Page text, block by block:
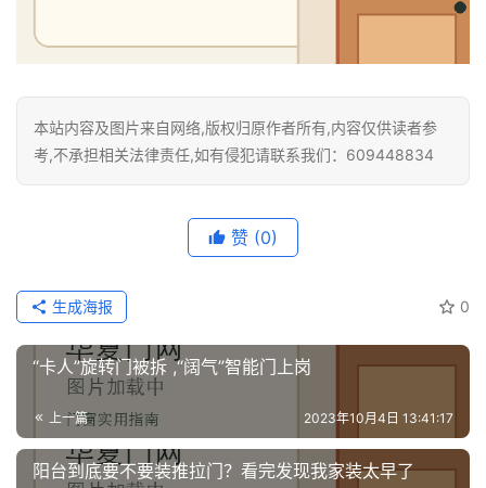
门
门
资
联
系
本站内容及图片来自网络,版权归原作者所有,内容仅供读者参
考,不承担相关法律责任,如有侵犯请联系我们：609448834
赞 (0)
0
生成海报
“卡人”旋转门被拆 ,“阔气”智能门上岗
上一篇 2023年10月4日 13:41:17
阳台到底要不要装推拉门？看完发现我家装太早了